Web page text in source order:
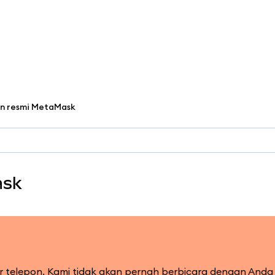
resmi MetaMask
telepon. Kami tidak akan pernah berbicara dengan Anda